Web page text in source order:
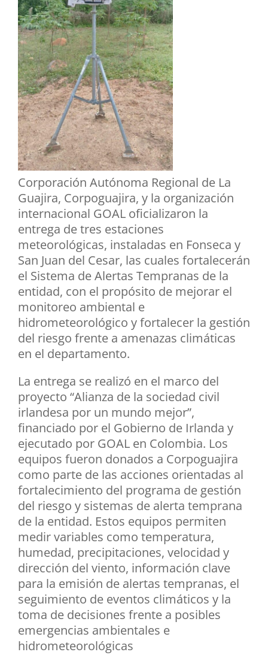
Corporación Autónoma Regional de La
Guajira, Corpoguajira, y la organización
internacional GOAL oficializaron la
entrega de tres estaciones
meteorológicas, instaladas en Fonseca y
San Juan del Cesar, las cuales fortalecerán
el Sistema de Alertas Tempranas de la
entidad, con el propósito de mejorar el
monitoreo ambiental e
hidrometeorológico y fortalecer la gestión
del riesgo frente a amenazas climáticas
en el departamento.
La entrega se realizó en el marco del
proyecto “Alianza de la sociedad civil
irlandesa por un mundo mejor”,
financiado por el Gobierno de Irlanda y
ejecutado por GOAL en Colombia. Los
equipos fueron donados a Corpoguajira
como parte de las acciones orientadas al
fortalecimiento del programa de gestión
del riesgo y sistemas de alerta temprana
de la entidad. Estos equipos permiten
medir variables como temperatura,
humedad, precipitaciones, velocidad y
dirección del viento, información clave
para la emisión de alertas tempranas, el
seguimiento de eventos climáticos y la
toma de decisiones frente a posibles
emergencias ambientales e
hidrometeorológicas